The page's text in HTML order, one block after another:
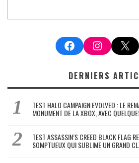
FacebookInstagram
X
DERNIERS
TEST HALO CAMPAIGN EVOLVED : LE
MONUMENT DE LA XBOX, AVEC
TEST ASSASSIN’S CREED BLACK FLAG
SOMPTUEUX QUI SUBLIME UN GRAND